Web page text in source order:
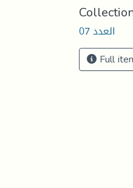
العدد 07
Full